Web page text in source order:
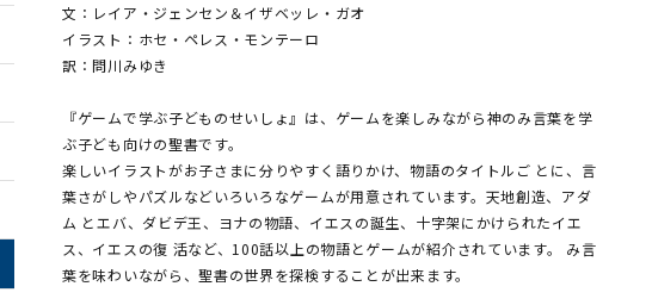
文：レイア・ジェンセン＆イザベッレ・ガオ
イラスト：ホセ・ペレス・モンテーロ
訳：問川みゆき
『ゲームで学ぶ子どものせいしょ』は、ゲームを楽しみながら神のみ言葉を学
ぶ子ども向けの聖書です。
楽しいイラストがお子さまに分りやすく語りかけ、物語のタイトルご とに、言
葉さがしやパズルなどいろいろなゲームが用意されています。天地創造、アダ
ム とエバ、ダビデ王、ヨナの物語、イエスの誕生、十字架にかけられたイエ
ス、イエスの復 活など、100話以上の物語とゲームが紹介されています。 み言
葉を味わいながら、聖書の世界を探検することが出来ます。